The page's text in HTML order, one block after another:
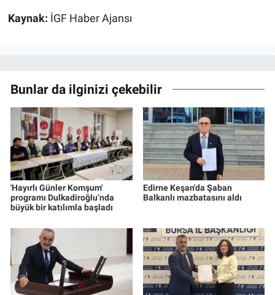
Kaynak: İGF Haber Ajansı
Bunlar da ilginizi çekebilir
'Hayırlı Günler Komşum'
programı Dulkadiroğlu’nda
büyük bir katılımla başladı
Edirne Keşan'da Şaban
Balkanlı mazbatasını aldı